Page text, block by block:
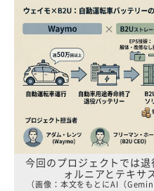
今回のプロジェクトでは
ォルニアとテキサ
（画像：本文をもとにAI（